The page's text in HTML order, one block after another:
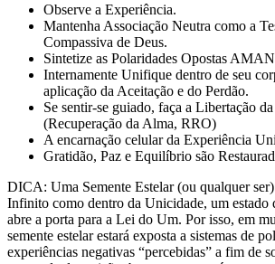
Observe a Experiência.
Mantenha Associação Neutra como a
Compassiva de Deus.
Sintetize as Polaridades Opostas
Internamente Unifique dentro de seu
aplicação da Aceitação e do Perdão.
Se sentir-se guiado, faça a Libertação
(Recuperação da Alma, RRO)
A encarnação celular da Experiência
Gratidão, Paz e Equilíbrio são
DICA: Uma Semente Estelar (ou qualquer
Infinito como dentro da Unicidade, um estado
abre a porta para a Lei do Um. Por isso, em
semente estelar estará exposta a sistemas de
experiências negativas “percebidas” a fim de